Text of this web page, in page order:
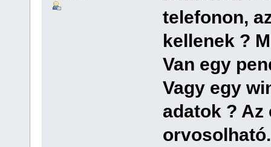
telefonon,
kellenek ?
Van egy
Vagy egy
adatok ? Az
orvosolható.